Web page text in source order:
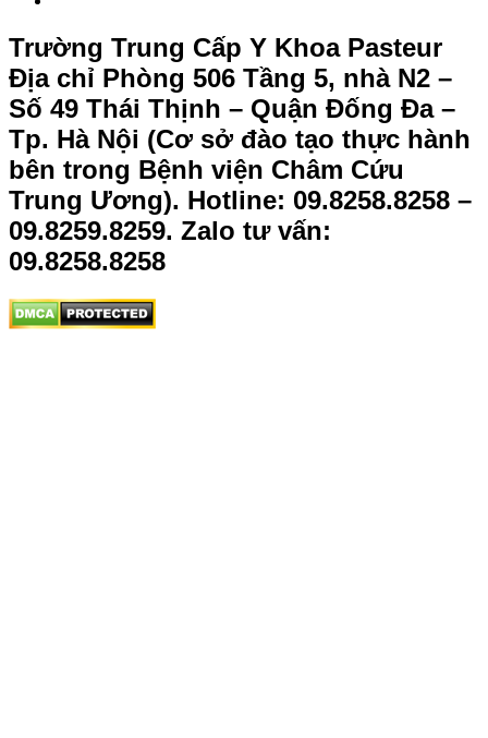
Trường Trung Cấp Y Khoa Pasteur
Địa chỉ Phòng 506 Tầng 5, nhà N2 –
Số 49 Thái Thịnh – Quận Đống Đa –
Tp. Hà Nội (Cơ sở đào tạo thực hành
bên trong Bệnh viện Châm Cứu
Trung Ương). Hotline: 09.8258.8258 –
09.8259.8259. Zalo tư vấn:
09.8258.8258